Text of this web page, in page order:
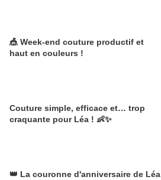
🎪 Week-end couture productif et
haut en couleurs !
Couture simple, efficace et… trop
craquante pour Léa ! 👶✨
👑 La couronne d'anniversaire de Léa